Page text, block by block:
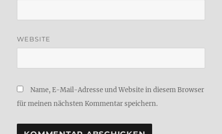
WEBSITE
Name, E-Mail-Adresse und Website in diesem Browser
für meinen nächsten Kommentar speichern.